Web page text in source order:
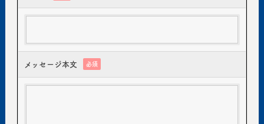
メッセージ本文 必須